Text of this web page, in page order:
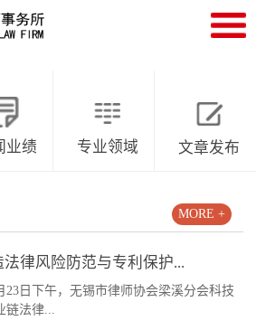
业绩 专业领域 文章发布
律风险防范与专利保护...
23日下午，无锡市律师协会梁溪分会科技
链法律...
MORE +